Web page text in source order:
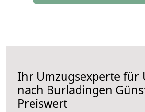
Ihr Umzugsexperte für
nach Burladingen
Preiswert